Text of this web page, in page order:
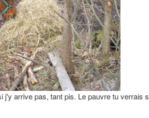
arrive pas, tant pis. Le pauvre tu verrais